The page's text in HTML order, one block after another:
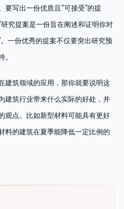
写出一份优质且“可接受”的提
究提案是一份旨在阐述和证明你对
一份优秀的提案不仅要突出研究预
。
建筑领域的应用，那你就要说明这
建筑行业带来什么实际的好处，并
观点。比如新型材料可能具有更好
料的建筑在夏季能降低一定比例的